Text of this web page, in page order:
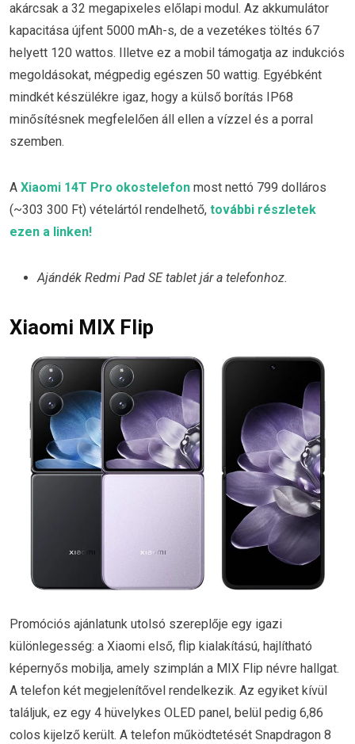
akárcsak a 32 megapixeles előlapi modul. Az akkumulátor
kapacitása újfent 5000 mAh-s, de a vezetékes töltés 67
helyett 120 wattos. Illetve ez a mobil támogatja az indukciós
megoldásokat, mégpedig egészen 50 wattig. Egyébként
mindkét készülékre igaz, hogy a külső borítás IP68
minősítésnek megfelelően áll ellen a vízzel és a porral
szemben.
A Xiaomi 14T Pro okostelefon most nettó 799 dolláros
(~303 300 Ft) vételártól rendelhető, további részletek
ezen a linken!
Ajándék Redmi Pad SE tablet jár a telefonhoz.
Xiaomi MIX Flip
Promóciós ajánlatunk utolsó szereplője egy igazi
különlegesség: a Xiaomi első, flip kialakítású, hajlítható
képernyős mobilja, amely szimplán a MIX Flip névre hallgat.
A telefon két megjelenítővel rendelkezik. Az egyiket kívül
találjuk, ez egy 4 hüvelykes OLED panel, belül pedig 6,86
colos kijelző került. A telefon működtetését Snapdragon 8